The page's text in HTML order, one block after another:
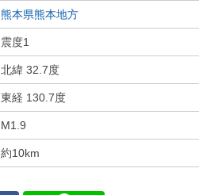
熊本県熊本地方
震度1
北緯 32.7度
東経 130.7度
M1.9
約10km